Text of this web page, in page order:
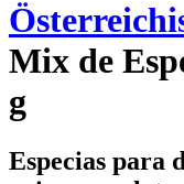
Mix de
g
Especias para